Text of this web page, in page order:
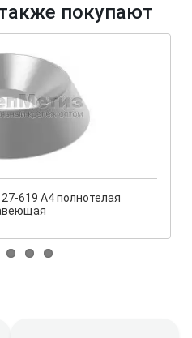
покупают
619 A4 полнотелая